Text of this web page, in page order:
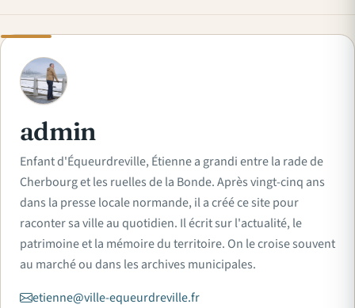
A
admin
Enfant d'Équeurdreville, Étienne a grandi entre la rade de
Cherbourg et les ruelles de la Bonde. Après vingt-cinq ans
dans la presse locale normande, il a créé ce site pour
raconter sa ville au quotidien. Il écrit sur l'actualité, le
patrimoine et la mémoire du territoire. On le croise souvent
au marché ou dans les archives municipales.
etienne@ville-equeurdreville.fr